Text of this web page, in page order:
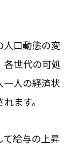
人口動態の変
各世代の可処
一人の経済状
ます。
て給与の上昇